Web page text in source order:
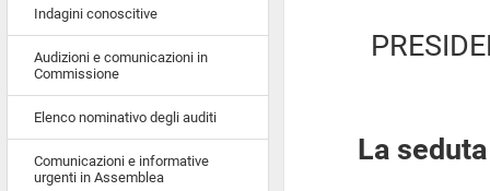
Indagini conoscitive
Audizioni e comunicazioni in
Commissione
Elenco nominativo degli auditi
Comunicazioni e informative
urgenti in Assemblea
La